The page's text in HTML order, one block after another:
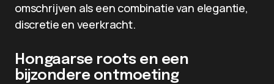
omschrijven als een combinatie van elegantie,
discretie en veerkracht.
Hongaarse roots en een
bijzondere ontmoeting